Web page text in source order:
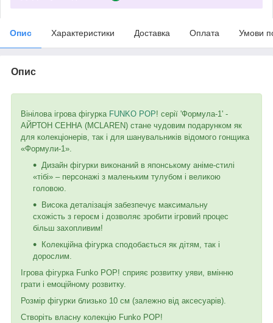
Опис Характеристики Доставка Оплата Умови
Опис
Вінілова ігрова фігурка FUNKO POP! серії 'Формула-1' -
АЙРТОН СЕННА (MCLAREN) стане чудовим подарунком як
для колекціонерів, так і для шанувальників відомого гонщика
«Формули-1».
Дизайн фігурки виконаний в японському аніме-стилі
«тібі» – персонажі з маленьким тулубом і великою
головою.
Висока деталізація забезпечує максимальну
схожість з героєм і дозволяє зробити ігровий процес
більш захопливим!
Колекційна фігурка сподобається як дітям, так і
дорослим.
Ігрова фігурка Funko POP! сприяє розвитку уяви, вмінню
грати і емоційному розвитку.
Розмір фігурки близько 10 см (залежно від аксесуарів).
Створіть власну колекцію Funko POP!